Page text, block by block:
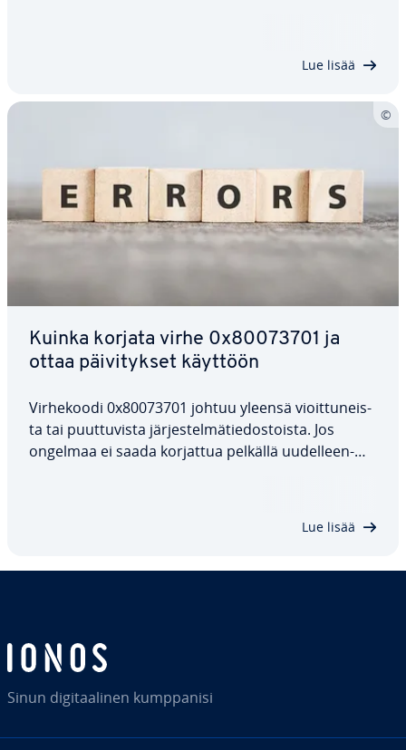
Lue lisää
Kuinka korjata virhe 0x80073701 ja
ottaa päi­vi­tyk­set käyttöön
Vir­he­koo­di 0x80073701 johtuu yleensä vioit­tu­neis­
ta tai puut­tu­vis­ta jär­jes­tel­mä­tie­dos­tois­ta. Jos
ongelmaa ei saada korjattua pelkällä uu­del­leen­
Lue lisää
Sinun di­gi­taa­li­nen kump­pa­ni­si